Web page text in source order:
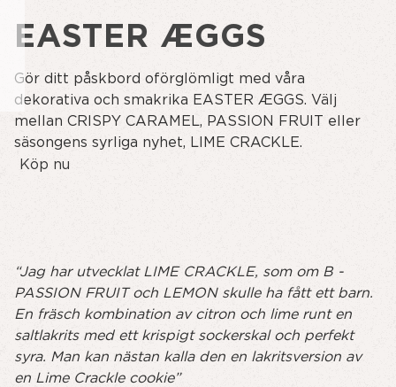
EASTER ÆGGS
Gör ditt påskbord oförglömligt med våra
dekorativa och smakrika EASTER ÆGGS. Välj
mellan CRISPY CARAMEL, PASSION FRUIT eller
säsongens syrliga nyhet, LIME CRACKLE.
Köp nu
“Jag har utvecklat LIME CRACKLE, som om B -
PASSION FRUIT och LEMON skulle ha fått ett barn.
En fräsch kombination av citron och lime runt en
saltlakrits med ett krispigt sockerskal och perfekt
syra. Man kan nästan kalla den en lakritsversion av
en Lime Crackle cookie”